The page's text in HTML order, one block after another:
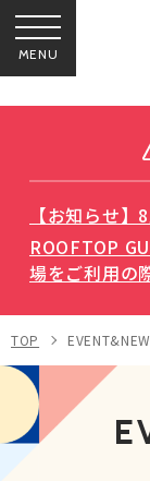
MENU
【お知らせ】
ROOFTOP
場をご利用の
TOP